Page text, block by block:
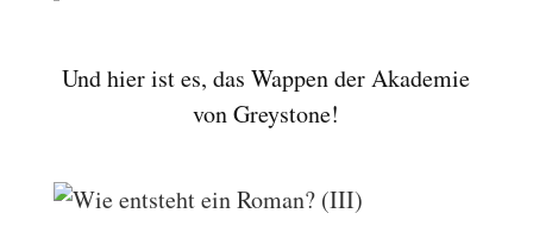
Und hier ist es, das Wappen der Akademie
von Greystone!